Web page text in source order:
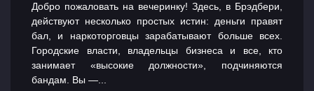
Добро пожаловать на вечеринку! Здесь, в Брэдбери,
действуют несколько простых истин: деньги правят
бал, и наркоторговцы зарабатывают больше всех.
Городские власти, владельцы бизнеса и все, кто
занимает «высокие должности», подчиняются
бандам. Вы —...